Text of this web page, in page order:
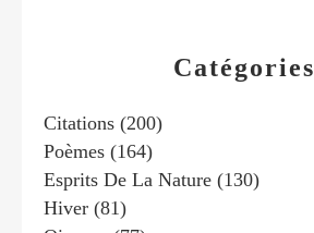
Catégories
Citations (200)
Poèmes (164)
Esprits De La Nature (130)
Hiver (81)